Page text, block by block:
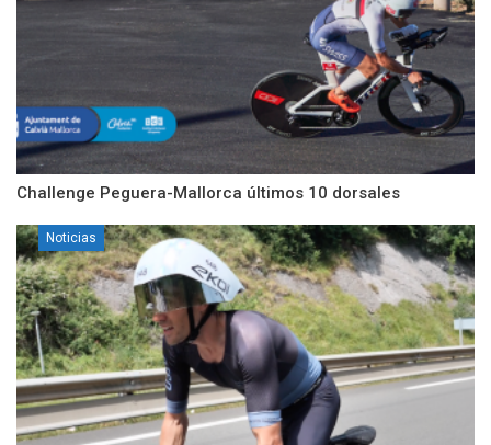
Challenge Peguera-Mallorca últimos 10 dorsales
Noticias